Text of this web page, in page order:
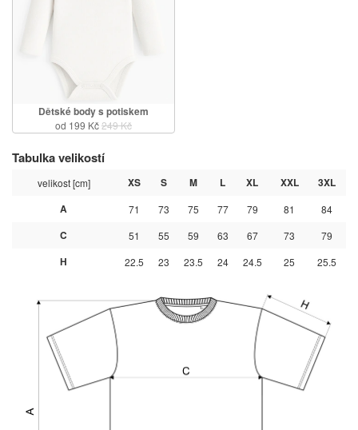
Dětské body s potiskem
od 199 Kč249 Kč
Tabulka velikostí
velikost [cm] XS S M L XL XXL
3XL
A
71 73 75 77 79 81 84
C 51 55 59 63 67 73 79
H 22.5 23 23.5 24 24.5 25 25.5